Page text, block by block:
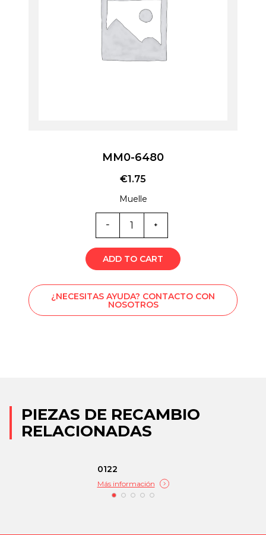
MM0-6480
€1.75
Muelle
Cantidad
de
MM0-
6480
ADD TO CART
¿NECESITAS AYUDA? CONTACTO CON
NOSOTROS
PIEZAS DE RECAMBIO
RELACIONADAS
0122
Más información